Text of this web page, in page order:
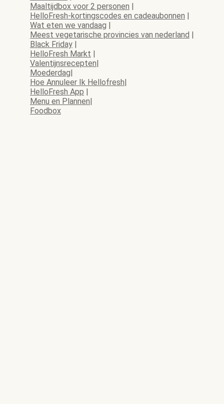
Maaltijdbox voor 2 personen |
HelloFresh-kortingscodes en cadeaubonnen |
Wat eten we vandaag |
Meest vegetarische provincies van nederland |
Black Friday |
HelloFresh Markt |
Valentijnsrecepten|
Moederdag|
Hoe Annuleer Ik Hellofresh|
HelloFresh App |
Menu en Plannen|
Foodbox